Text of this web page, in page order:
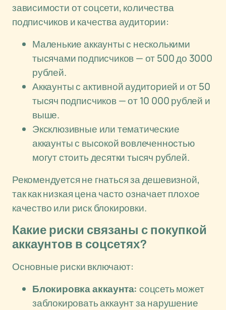
зависимости от соцсети, количества
подписчиков и качества аудитории:
Маленькие аккаунты с несколькими
тысячами подписчиков — от 500 до 3000
рублей.
Аккаунты с активной аудиторией и от 50
тысяч подписчиков — от 10 000 рублей и
выше.
Эксклюзивные или тематические
аккаунты с высокой вовлеченностью
могут стоить десятки тысяч рублей.
Рекомендуется не гнаться за дешевизной,
так как низкая цена часто означает плохое
качество или риск блокировки.
Какие риски связаны с покупкой
аккаунтов в соцсетях?
Основные риски включают:
Блокировка аккаунта: соцсеть может
заблокировать аккаунт за нарушение